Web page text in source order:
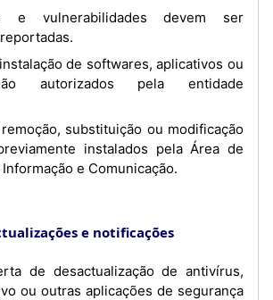
autorizados pela entidade
instalados pela Área de
e Comunicação.
e notificações
ou outras aplicações de segurança